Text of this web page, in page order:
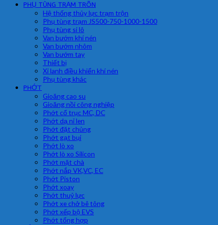
PHỤ TÙNG TRẠM TRÔN
Hệ thống thủy lực trạm trộn
Phụ tùng trạm JS500-750-1000-1500
Phụ tùng si lô
Van bướm khí nén
Van bướm nhôm
Van bướm tay
Thiết bị
Xi lanh điều khiển khí nén
Phụ tùng khác
PHỚT
Gioăng cao su
Gioăng nồi công nghiệp
Phớt cổ trục MC, DC
Phớt dạ nỉ len
Phớt đặt chủng
Phớt gạt bụi
Phớt lò xo
Phớt lò xo Silicon
Phớt mặt chà
Phớt nắp VK,VC, EC
Phớt Piston
Phớt xoay
Phớt thuỷ lực
Phớt xe chở bê tông
Phớt xếp bộ EVS
Phớt tổng hợp